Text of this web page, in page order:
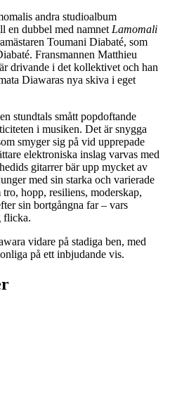
andra studioalbum
en dubbel med namnet Lamomali
Toumani Diabaté, som
Fransmannen Matthieu
drivande i det kollektivet och han
Diawaras nya skiva i eget
stundtals smått popdoftande
i musiken. Det är snygga
smyger sig på vid upprepade
elektroniska inslag varvas med
gitarrer bär upp mycket av
med sin starka och varierade
hopp, resiliens, moderskap,
sin bortgångna far – vars
flicka.
vidare på stadiga ben, med
på ett inbjudande vis.